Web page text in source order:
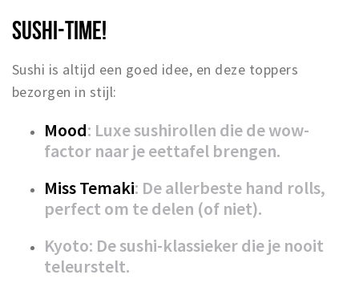
SUSHI-TIME!
Sushi is altijd een goed idee, en deze toppers
bezorgen in stijl:
Mood: Luxe sushirollen die de wow-
factor naar je eettafel brengen.
Miss Temaki: De allerbeste hand rolls,
perfect om te delen (of niet).
Kyoto: De sushi-klassieker die je nooit
teleurstelt.